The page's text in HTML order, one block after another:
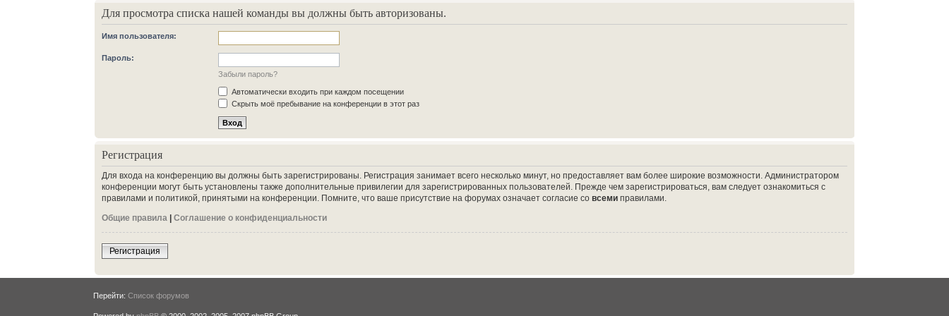
Для просмотра списка нашей команды вы должны быть авторизованы.
Имя пользователя:
Пароль:
Забыли пароль?
Автоматически входить при каждом посещении
Скрыть моё пребывание на конференции в этот раз
Регистрация
Для входа на конференцию вы должны быть зарегистрированы. Регистрация занимает всего несколько минут, но предоставляет вам более широкие возможности. Администратором
конференции могут быть установлены также дополнительные привилегии для зарегистрированных пользователей. Прежде чем зарегистрироваться, вам следует ознакомиться с
правилами и политикой, принятыми на конференции. Помните, что ваше присутствие на форумах означает согласие совсеми правилами.
Общие правила |Соглашение о конфиденциальности
Регистрация
Перейти: Список форумов